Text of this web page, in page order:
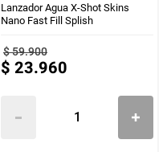
Lanzador Agua X-Shot Skins
Nano Fast Fill Splish
$59.900
$ 23.960